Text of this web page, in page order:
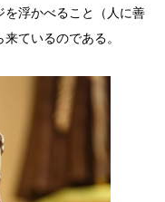
浮かべること（人に善
ているのである。